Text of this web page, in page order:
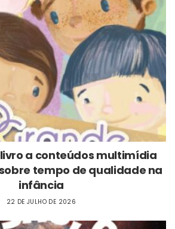
a conteúdos multimídia
tempo de qualidade na
infância
22 DE JULHO DE 2026